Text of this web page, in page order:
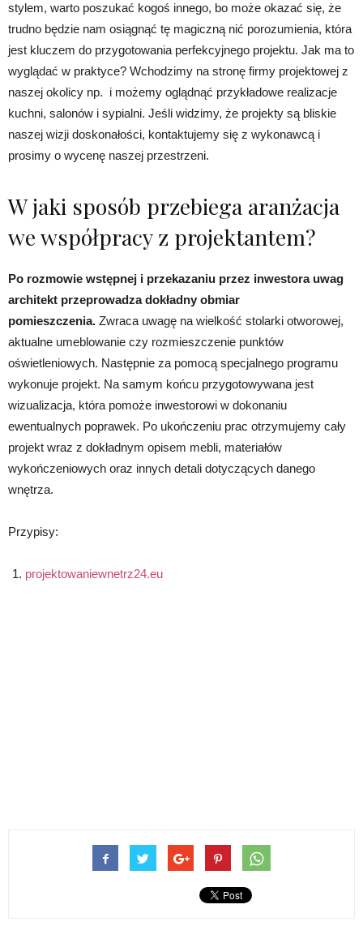
stylem, warto poszukać kogoś innego, bo może okazać się, że
trudno będzie nam osiągnąć tę magiczną nić porozumienia, która
jest kluczem do przygotowania perfekcyjnego projektu. Jak ma to
wyglądać w praktyce? Wchodzimy na stronę firmy projektowej z
naszej okolicy np. i możemy oglądnąć przykładowe realizacje
kuchni, salonów i sypialni. Jeśli widzimy, że projekty są bliskie
naszej wizji doskonałości, kontaktujemy się z wykonawcą i
prosimy o wycenę naszej przestrzeni.
W jaki sposób przebiega aranżacja
we współpracy z projektantem?
Po rozmowie wstępnej i przekazaniu przez inwestora uwag
architekt przeprowadza dokładny obmiar
pomieszczenia. Zwraca uwagę na wielkość stolarki otworowej,
aktualne umeblowanie czy rozmieszczenie punktów
oświetleniowych. Następnie za pomocą specjalnego programu
wykonuje projekt. Na samym końcu przygotowywana jest
wizualizacja, która pomoże inwestorowi w dokonaniu
ewentualnych poprawek. Po ukończeniu prac otrzymujemy cały
projekt wraz z dokładnym opisem mebli, materiałów
wykończeniowych oraz innych detali dotyczących danego
wnętrza.
Przypisy:
projektowaniewnetrz24.eu